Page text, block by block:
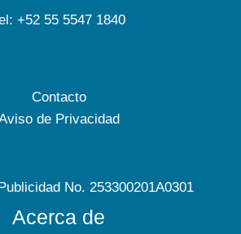
+52 55 5547 1840
Contacto
de Privacidad
No. 253300201A0301
Acerca de